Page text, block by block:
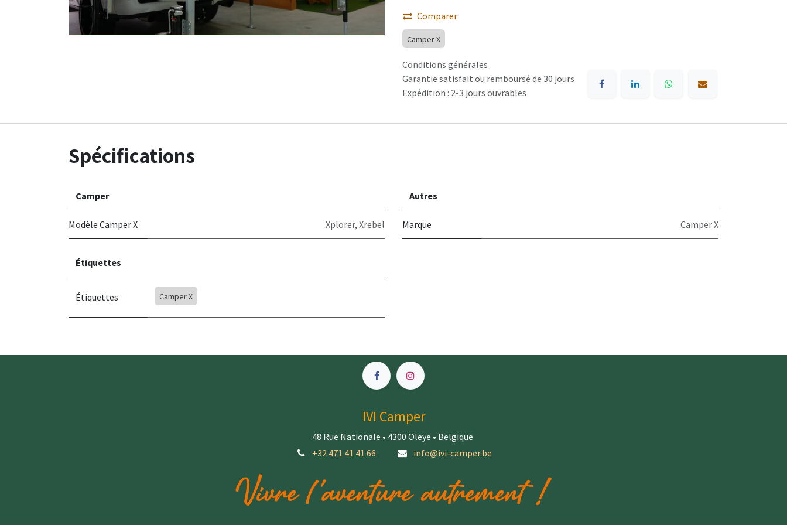
Comparer
Camper X
Conditions générales
Garantie satisfait ou remboursé de 30 jours
Expédition : 2-3 jours ouvrables
Spécifications
Camper
Modèle Camper X Xplorer, Xrebel
Autres
Marque Camper X
Étiquettes
Étiquettes Camper X
IVI Camper
48 Rue Nationale • 4300 Oleye • Belgique
+32 471 41 41 66
info@ivi-camper.be